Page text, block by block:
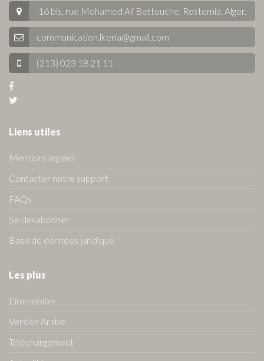
16 bis, rue Mohamed Ali Bettouche, Rostomia. Alger.
communication.lkeria@gmail.com
(213) 023 18 21 11
Liens utiles
Mentions légales
Contacter notre support
FAQs
Se désabonner
Base de données juridique
Les plus
L'immobilier
Version Arabe
Téléchargement